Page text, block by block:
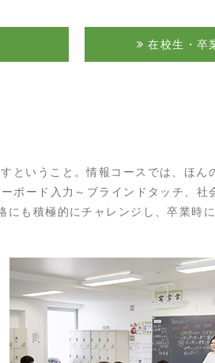
在校生・卒
ということ。情報コースでは、ほん
ボード入力～ブラインドタッチ、
も積極的にチャレンジし、卒業時